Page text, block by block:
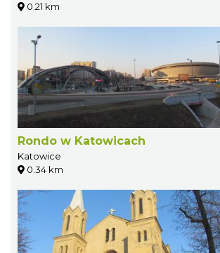
0.21 km
Rondo w Katowicach
Katowice
0.34 km